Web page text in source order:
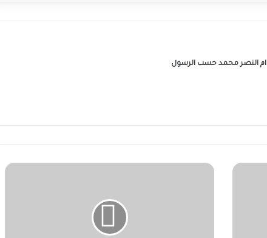
ام النصر محمد حسب الرسول
وزارة